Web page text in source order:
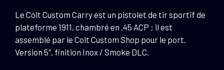
Le Colt Custom Carry est un pistolet de tir sportif de
plateforme 1911, chambré en .45 ACP ; il est
assemblé par le Colt Custom Shop pour le port.
Version 5″, finition Inox / Smoke DLC.